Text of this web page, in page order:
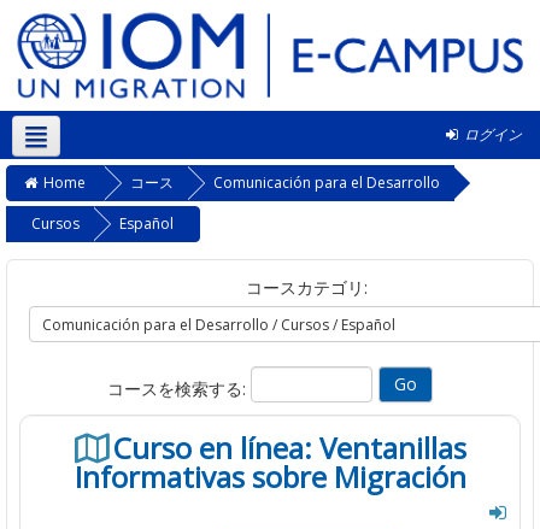
ログイン
日本語 ‎(ja)‎
Home コース
Comunicación para el Desarrollo
Cursos
Español
コースカテゴリ:
コースを検索する:
Curso en línea: Ventanillas
Informativas sobre Migración